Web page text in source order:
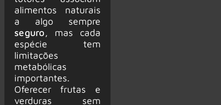
alimentos naturais
a algo sempre
seguro, mas cada
espécie tem
limitações
metabólicas
importantes.
Oferecer frutas e
verduras sem